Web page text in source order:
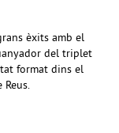
èxits amb el
del triplet
format dins el